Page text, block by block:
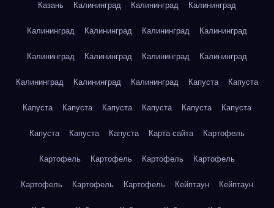
Казань Калининград Калининград Калининград
Калининград Калининград Калининград Калининград
Калининград Калининград Калининград Калининград
Калининград Калининград Калининград Капуста Капуста
Капуста Капуста Капуста Капуста Капуста Капуста
Капуста Капуста Капуста Карта сайта Картофель
Картофель Картофель Картофель Картофель
Картофель Картофель Картофель Кейптаун Кейптаун